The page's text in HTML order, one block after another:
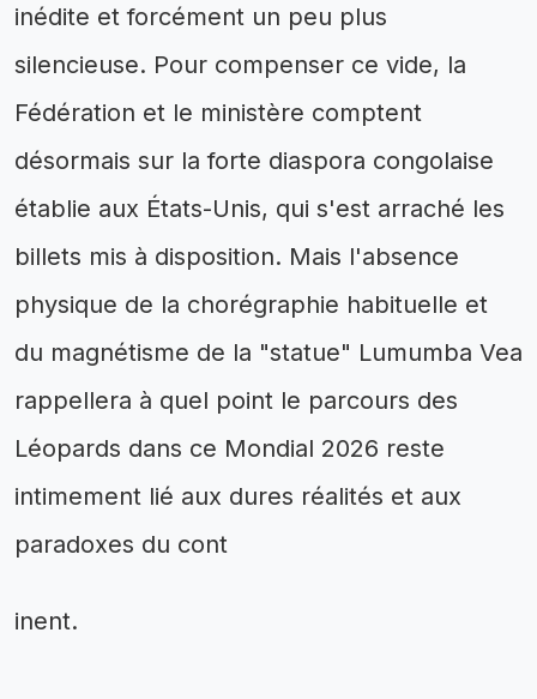
inédite et forcément un peu plus
silencieuse. Pour compenser ce vide, la
Fédération et le ministère comptent
désormais sur la forte diaspora congolaise
établie aux États-Unis, qui s'est arraché les
billets mis à disposition. Mais l'absence
physique de la chorégraphie habituelle et
du magnétisme de la "statue" Lumumba Vea
rappellera à quel point le parcours des
Léopards dans ce Mondial 2026 reste
intimement lié aux dures réalités et aux
paradoxes du cont
inent.